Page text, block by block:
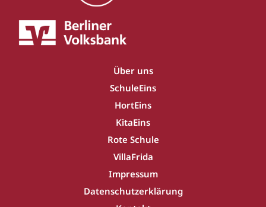
Über uns
SchuleEins
HortEins
KitaEins
Rote Schule
VillaFrida
Impressum
Datenschutzerklärung